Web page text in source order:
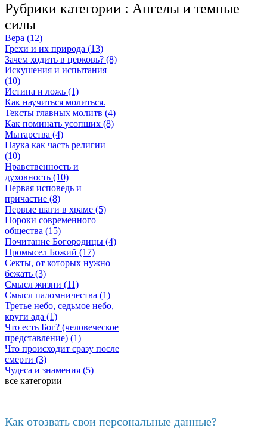
Рубрики категории : Ангелы и темные
силы
Вера (12)
Грехи и их природа (13)
Зачем ходить в церковь? (8)
Искушения и испытания
(10)
Истина и ложь (1)
Как научиться молиться.
Тексты главных молитв (4)
Как поминать усопших (8)
Мытарства (4)
Наука как часть религии
(10)
Нравственность и
духовность (10)
Первая исповедь и
причастие (8)
Первые шаги в храме (5)
Пороки современного
общества (15)
Почитание Богородицы (4)
Промысел Божий (17)
Секты, от которых нужно
бежать (3)
Смысл жизни (11)
Смысл паломничества (1)
Третье небо, седьмое небо,
круги ада (1)
Что есть Бог? (человеческое
представление) (1)
Что происходит сразу после
смерти (3)
Чудеса и знамения (5)
все категории
Как отозвать свои персональные данные?